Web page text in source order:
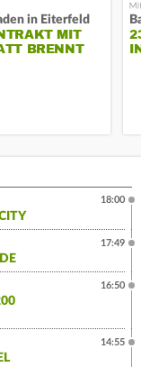
in Eiterfeld
MIT
BRENNT
18:00
17:49
16:50
14:55